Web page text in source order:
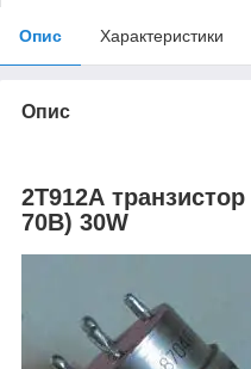
Опис Характеристики
Опис
2Т912А
70В) 30W